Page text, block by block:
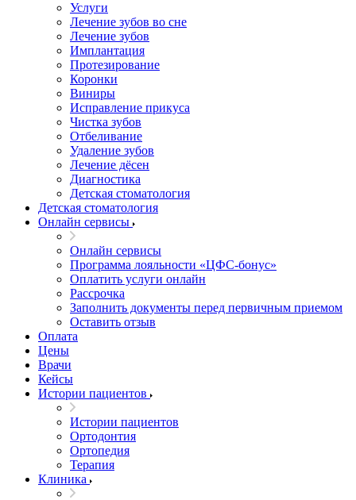
Услуги
Лечение зубов во сне
Лечение зубов
Имплантация
Протезирование
Коронки
Виниры
Исправление прикуса
Чистка зубов
Отбеливание
Удаление зубов
Лечение дёсен
Диагностика
Детская стоматология
Детская стоматология
Онлайн сервисы
Онлайн сервисы
Программа лояльности «ЦФС-бонус»
Оплатить услуги онлайн
Рассрочка
Заполнить документы перед первичным приемом
Оставить отзыв
Оплата
Цены
Врачи
Кейсы
Истории пациентов
Истории пациентов
Ортодонтия
Ортопедия
Терапия
Клиника